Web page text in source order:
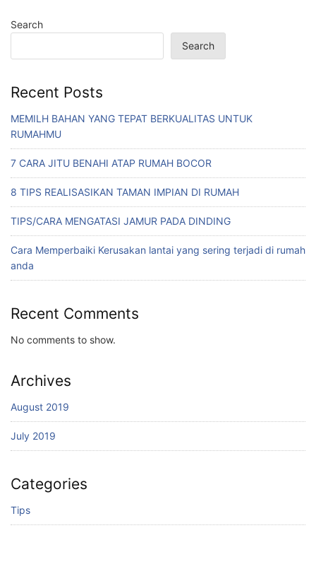
Search
Search
Recent Posts
MEMILH BAHAN YANG TEPAT BERKUALITAS UNTUK
RUMAHMU
7 CARA JITU BENAHI ATAP RUMAH BOCOR
8 TIPS REALISASIKAN TAMAN IMPIAN DI RUMAH
TIPS/CARA MENGATASI JAMUR PADA DINDING
Cara Memperbaiki Kerusakan lantai yang sering terjadi di rumah
anda
Recent Comments
No comments to show.
Archives
August 2019
July 2019
Categories
Tips